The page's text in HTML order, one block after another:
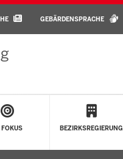
GEBÄRDENSPRACHE
BEZIRKSREGIERUNG